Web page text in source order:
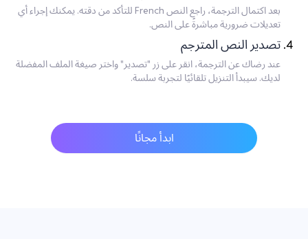
بعد اكتمال الترجمة، راجع النص French للتأكد من دقته. يمكنك إجراء أي
تعديلات ضرورية مباشرةً على النص.
تصدير النص المترجم
عند رضاك عن الترجمة، انقر على زر "تصدير" واختر صيغة الملف المفضلة
لديك. سيبدأ التنزيل تلقائيًا لتجربة سلسة.
ابدأ مجانًا